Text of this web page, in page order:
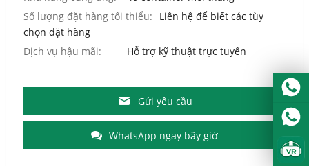
Số lượng đặt hàng tối thiểu:
Liên hệ để biết các tùy
chọn đặt hàng
Dịch vụ hậu mãi:
Hỗ trợ kỹ thuật trực tuyến
Gửi yêu cầu
WhatsApp ngay bây giờ